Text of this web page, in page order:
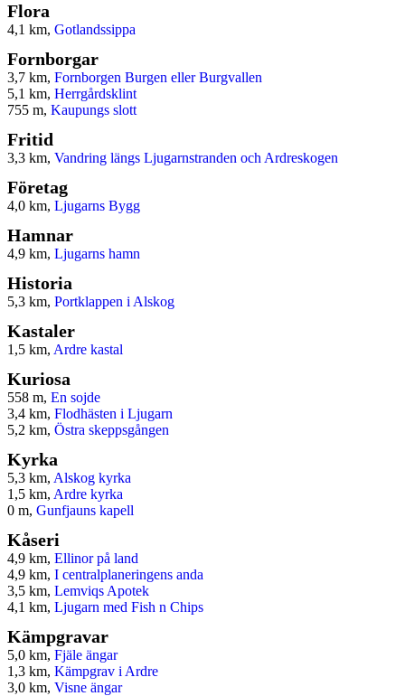
Flora
4,1 km, Gotlandssippa
Fornborgar
3,7 km, Fornborgen Burgen eller Burgvallen
5,1 km, Herrgårdsklint
755 m, Kaupungs slott
Fritid
3,3 km, Vandring längs Ljugarnstranden och Ardreskogen
Företag
4,0 km, Ljugarns Bygg
Hamnar
4,9 km, Ljugarns hamn
Historia
5,3 km, Portklappen i Alskog
Kastaler
1,5 km, Ardre kastal
Kuriosa
558 m, En sojde
3,4 km, Flodhästen i Ljugarn
5,2 km, Östra skeppsgången
Kyrka
5,3 km, Alskog kyrka
1,5 km, Ardre kyrka
0 m, Gunfjauns kapell
Kåseri
4,9 km, Ellinor på land
4,9 km, I centralplaneringens anda
3,5 km, Lemviqs Apotek
4,1 km, Ljugarn med Fish n Chips
Kämpgravar
5,0 km, Fjäle ängar
1,3 km, Kämpgrav i Ardre
3,0 km, Visne ängar